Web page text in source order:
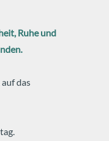
Ruhe und
das